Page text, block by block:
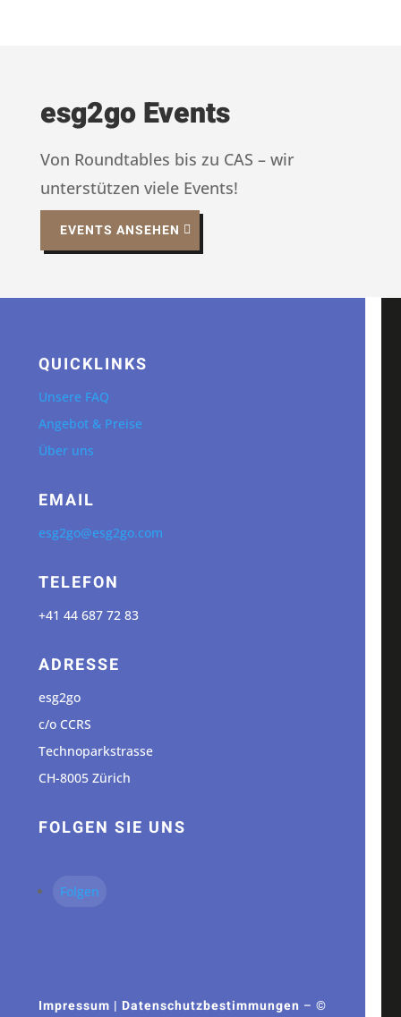
esg2go Events
Von Roundtables bis zu CAS – wir
unterstützen viele Events!
EVENTS ANSEHEN
QUICKLINKS
Unsere FAQ
Angebot & Preise
Über uns
EMAIL
esg2go@esg2go.com
TELEFON
+41 44 687 72 83
ADRESSE
esg2go
c/o CCRS
Technoparkstrasse
CH-8005 Zürich
FOLGEN SIE UNS
Folgen
Impressum | Datenschutzbestimmungen – ©